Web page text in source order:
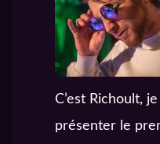
C’est Richoult,
présenter le